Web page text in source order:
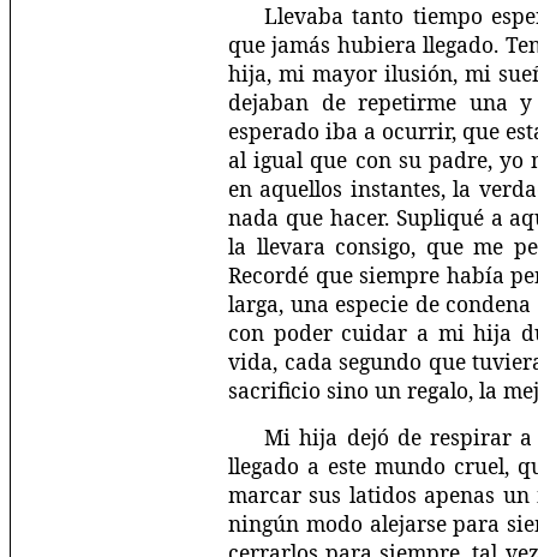
Llevaba tanto tiempo
que jamás hubiera llegado.
hija, mi mayor ilusión, mi
dejaban de repetirme una
esperado iba a ocurrir, que
al igual que con su padre,
en aquellos instantes, la
nada que hacer. Supliqué a
la llevara consigo, que me
Recordé que siempre había
larga, una especie de
con poder cuidar a mi hija
vida, cada segundo que
sacrificio sino un regalo, la
Mi hija dejó de respirar a
llegado a este mundo cruel,
marcar sus latidos apenas
ningún modo alejarse para